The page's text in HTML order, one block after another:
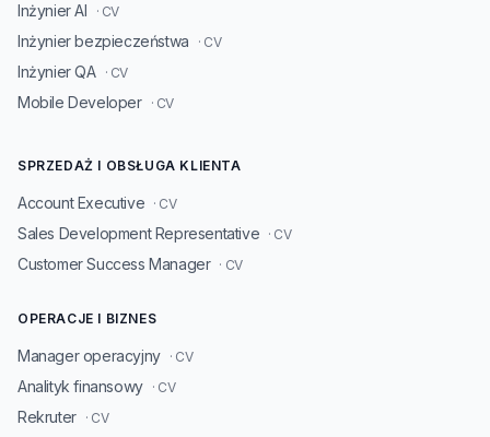
Inżynier AI · CV
Inżynier bezpieczeństwa · CV
Inżynier QA · CV
Mobile Developer · CV
SPRZEDAŻ I OBSŁUGA KLIENTA
Account Executive · CV
Sales Development Representative · CV
Customer Success Manager · CV
OPERACJE I BIZNES
Manager operacyjny · CV
Analityk finansowy · CV
Rekruter · CV